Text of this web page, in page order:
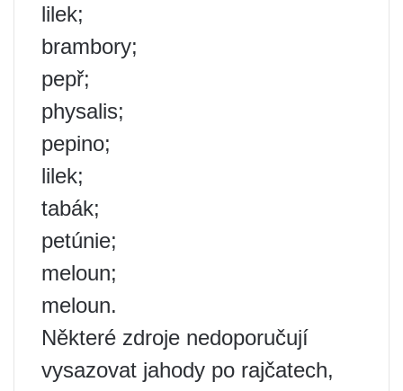
lilek;
brambory;
pepř;
physalis;
pepino;
lilek;
tabák;
petúnie;
meloun;
meloun.
Některé zdroje nedoporučují
vysazovat jahody po rajčatech,